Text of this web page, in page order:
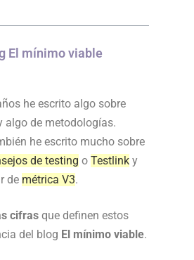
El mínimo viable
he escrito algo sobre
algo de metodologías.
he escrito mucho sobre
de testing o Testlink y
de métrica V3.
cifras que definen estos
del blog El mínimo viable.